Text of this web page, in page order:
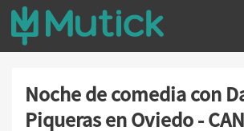
Noche de comedia con
Piqueras en Oviedo -